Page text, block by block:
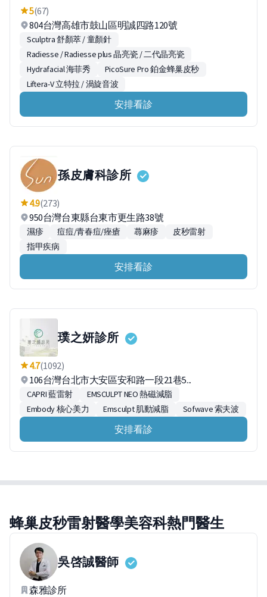
5(67)
804台灣高雄市鼓山區明誠四路120號
Sculptra 舒顏萃 / 童顏針
Radiesse / Radiesse plus 晶亮瓷 / 二代晶亮瓷
Hydrafacial 海菲秀
PicoSure Pro 鉑金蜂巢皮秒
Liftera-V 立特拉 / 渦旋音波
安排看診
孫皮膚科診所
4.9(273)
950台灣台東縣台東市更生路38號
濕疹 痘痘/青春痘/痤瘡 蕁麻疹
皮秒雷射
指甲疾病
安排看診
璞之妍診所
4.7(1092)
106台灣台北市大安區安和路一段21巷5...
CAPRI 藍雷射
EMSCULPT NEO 熱磁減脂
Embody 核心美力
Emsculpt 肌動減脂 Sofwave 索夫波
安排看診
蜂巢皮秒雷射醫學美容科熱門醫生
吳啓誠醫師
森雅診所